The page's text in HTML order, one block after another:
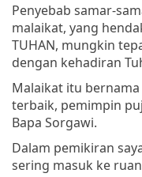
Penyebab samar-
malaikat, yang
TUHAN, mungkin
dengan kehadiran
Malaikat itu
terbaik, pemimpin
Bapa Sorgawi.
Dalam pemikiran
sering masuk ke